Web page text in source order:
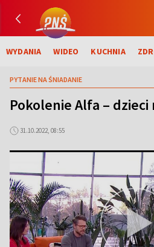
WYDANIA WIDEO KUCHNIA
PYTANIE NA ŚNIADANIE
Pokolenie Alfa –
31.10.2022, 08:55